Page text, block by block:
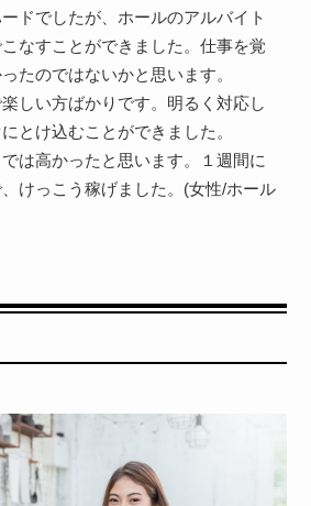
ドでしたが、ホールのアルバイト
なすことができました。仕事を覚
たのではないかと思います。
しい方ばかりです。明るく対応し
とけ込むことができました。
は高かったと思います。１週間に
けっこう稼げました。(女性/ホール